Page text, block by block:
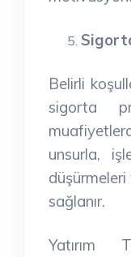
Belirli
sigorta
unsurla,
sağlanır.
Yatırım